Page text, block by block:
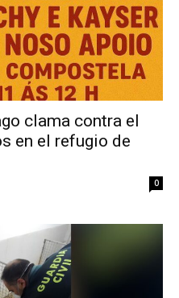
clama contra el
en el refugio de
0